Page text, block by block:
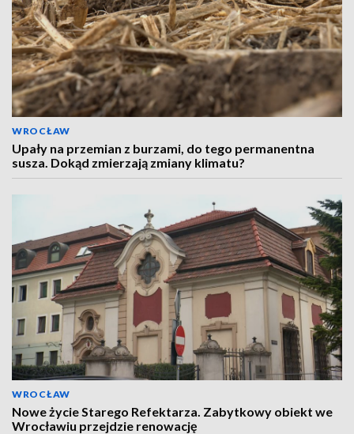
WROCŁAW
Upały na przemian z burzami, do tego permanentna
susza. Dokąd zmierzają zmiany klimatu?
WROCŁAW
Nowe życie Starego Refektarza. Zabytkowy obiekt we
Wrocławiu przejdzie renowację